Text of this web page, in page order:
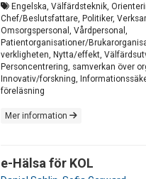
Engelska, Välfärdsteknik,
Chef/Beslutsfattare, Politiker,
Omsorgspersonal, Vårdpersonal,
Patientorganisationer/
verkligheten, Nytta/effekt,
Personcentrering, samverkan över
Innovativ/forskning,
föreläsning
Mer information
e-Hälsa för KOL